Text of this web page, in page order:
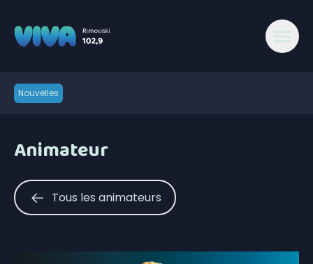
Nouvelles
Animateur
Tous les animateurs